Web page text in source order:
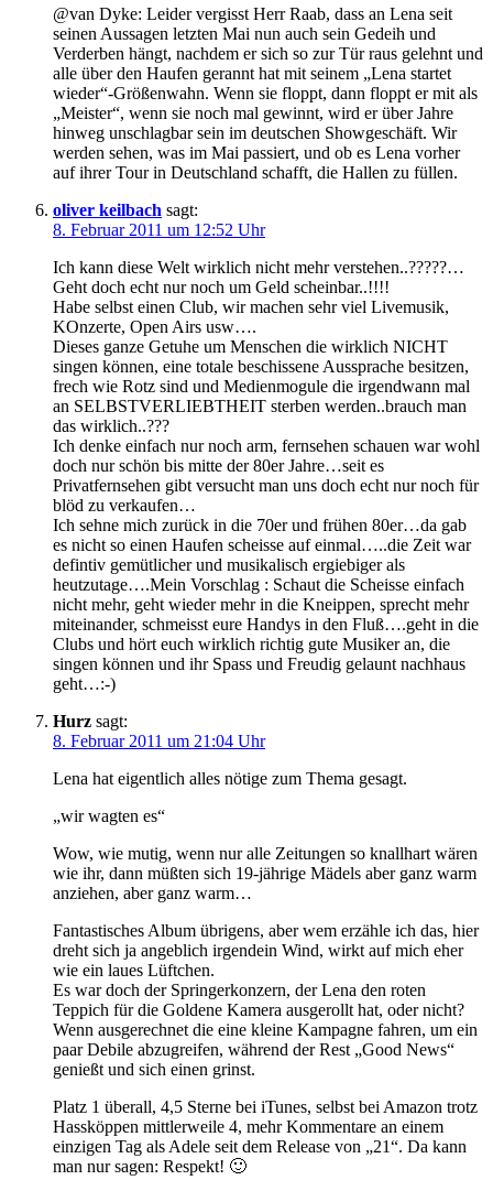
@van Dyke: Leider vergisst Herr Raab, dass an Lena seit
seinen Aussagen letzten Mai nun auch sein Gedeih und
Verderben hängt, nachdem er sich so zur Tür raus gelehnt und
alle über den Haufen gerannt hat mit seinem „Lena startet
wieder“-Größenwahn. Wenn sie floppt, dann floppt er mit als
„Meister“, wenn sie noch mal gewinnt, wird er über Jahre
hinweg unschlagbar sein im deutschen Showgeschäft. Wir
werden sehen, was im Mai passiert, und ob es Lena vorher
auf ihrer Tour in Deutschland schafft, die Hallen zu füllen.
oliver keilbach sagt:
8. Februar 2011 um 12:52 Uhr
Ich kann diese Welt wirklich nicht mehr verstehen..?????…
Geht doch echt nur noch um Geld scheinbar..!!!!
Habe selbst einen Club, wir machen sehr viel Livemusik,
KOnzerte, Open Airs usw….
Dieses ganze Getuhe um Menschen die wirklich NICHT
singen können, eine totale beschissene Aussprache besitzen,
frech wie Rotz sind und Medienmogule die irgendwann mal
an SELBSTVERLIEBTHEIT sterben werden..brauch man
das wirklich..???
Ich denke einfach nur noch arm, fernsehen schauen war wohl
doch nur schön bis mitte der 80er Jahre…seit es
Privatfernsehen gibt versucht man uns doch echt nur noch für
blöd zu verkaufen…
Ich sehne mich zurück in die 70er und frühen 80er…da gab
es nicht so einen Haufen scheisse auf einmal…..die Zeit war
defintiv gemütlicher und musikalisch ergiebiger als
heutzutage….Mein Vorschlag : Schaut die Scheisse einfach
nicht mehr, geht wieder mehr in die Kneippen, sprecht mehr
miteinander, schmeisst eure Handys in den Fluß….geht in die
Clubs und hört euch wirklich richtig gute Musiker an, die
singen können und ihr Spass und Freudig gelaunt nachhaus
geht…:-)
Hurz sagt:
8. Februar 2011 um 21:04 Uhr
Lena hat eigentlich alles nötige zum Thema gesagt.
„wir wagten es“
Wow, wie mutig, wenn nur alle Zeitungen so knallhart wären
wie ihr, dann müßten sich 19-jährige Mädels aber ganz warm
anziehen, aber ganz warm…
Fantastisches Album übrigens, aber wem erzähle ich das, hier
dreht sich ja angeblich irgendein Wind, wirkt auf mich eher
wie ein laues Lüftchen.
Es war doch der Springerkonzern, der Lena den roten
Teppich für die Goldene Kamera ausgerollt hat, oder nicht?
Wenn ausgerechnet die eine kleine Kampagne fahren, um ein
paar Debile abzugreifen, während der Rest „Good News“
genießt und sich einen grinst.
Platz 1 überall, 4,5 Sterne bei iTunes, selbst bei Amazon trotz
Hassköppen mittlerweile 4, mehr Kommentare an einem
einzigen Tag als Adele seit dem Release von „21“. Da kann
man nur sagen: Respekt! 🙂